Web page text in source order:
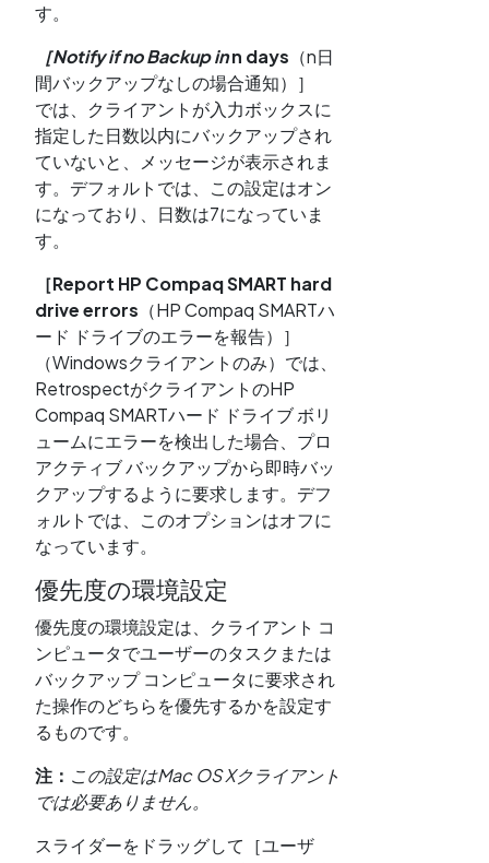
す。
［Notify if no Backup inn days （n日
間バックアップなしの場合通知）］
では、クライアントが入力ボックスに
指定した日数以内にバックアップされ
ていないと、メッセージが表示されま
す。デフォルトでは、この設定はオン
になっており、日数は7になっていま
す。
［Report HP Compaq SMART hard
drive errors （HP Compaq SMARTハ
ード ドライブのエラーを報告）］
（Windowsクライアントのみ）では、
RetrospectがクライアントのHP
Compaq SMARTハード ドライブ ボリ
ュームにエラーを検出した場合、プロ
アクティブ バックアップから即時バッ
クアップするように要求します。デフ
ォルトでは、このオプションはオフに
なっています。
優先度の環境設定
優先度の環境設定は、クライアント コ
ンピュータでユーザーのタスクまたは
バックアップ コンピュータに要求され
た操作のどちらを優先するかを設定す
るものです。
注： この設定はMac OS Xクライアント
では必要ありません。
スライダーをドラッグして［ユーザ